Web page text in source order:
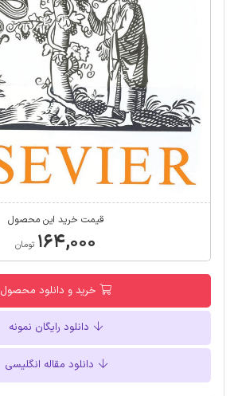
قیمت خرید این محصول
۱۶۴,۰۰۰ تومان
خرید و دانلود محصول
دانلود رایگان نمونه
دانلود مقاله انگلیسی